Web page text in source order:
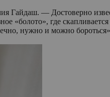
Гайдаш. — Достоверно
«болото», где
нужно и можно